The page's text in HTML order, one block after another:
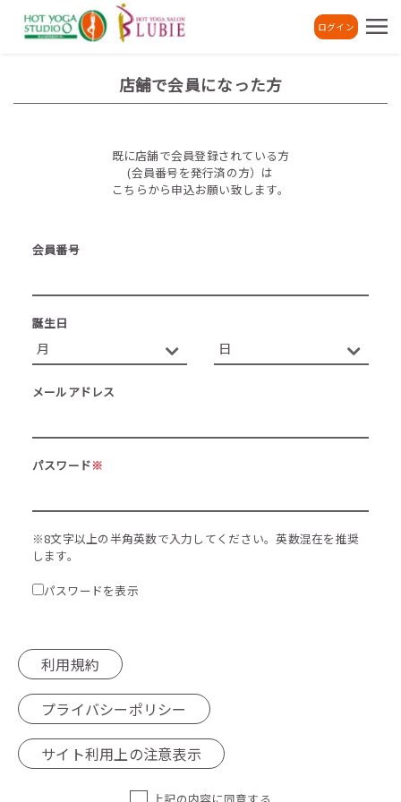
ログイン
店舗で会員になった方
既に店舗で会員登録されている方
(会員番号を発行済の方）は
こちらから申込お願い致します。
会員番号
誕生日
メールアドレス
パスワード※
※8文字以上の半角英数で入力してください。英数混在を推奨
します。
パスワードを表示
利用規約
プライバシーポリシー
サイト利用上の注意表示